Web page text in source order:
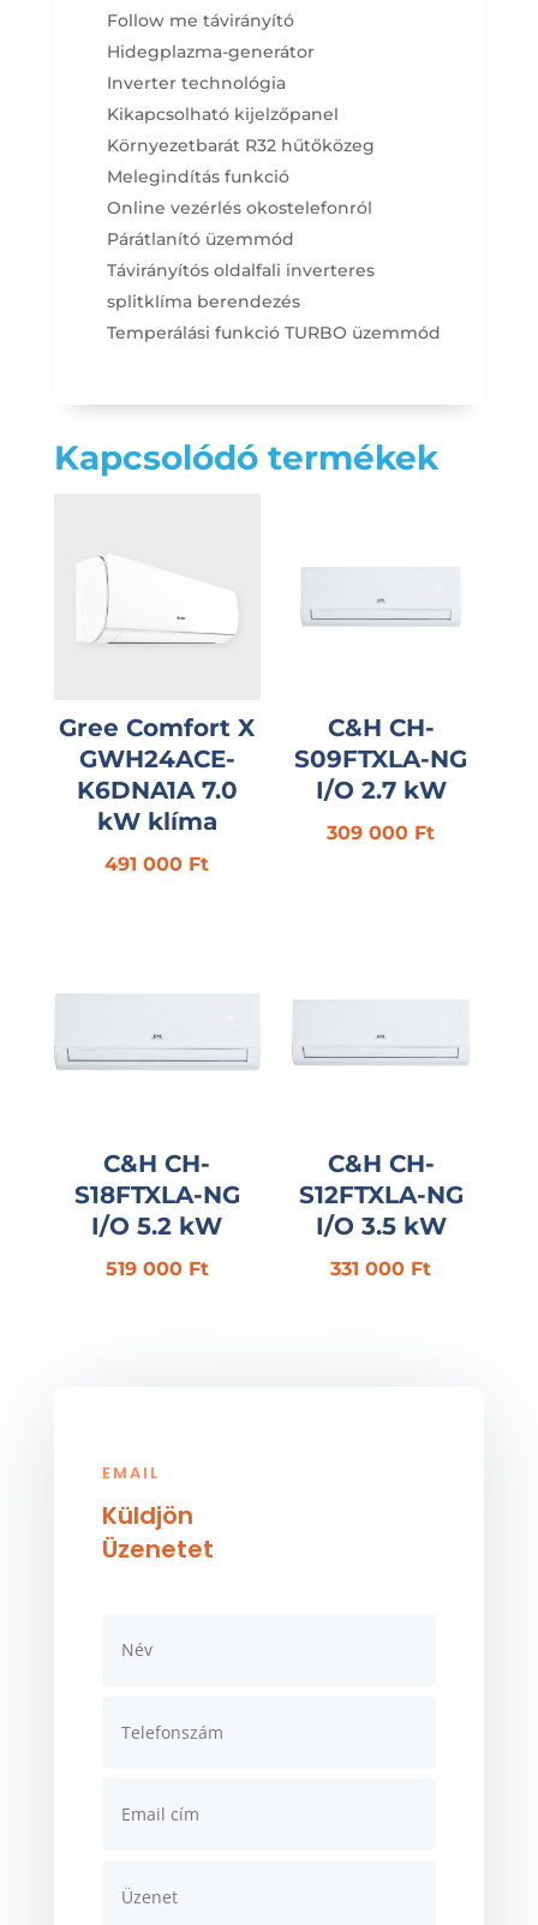
Follow me távirányító
Hidegplazma-generátor
Inverter technológia
Kikapcsolható kijelzőpanel
Környezetbarát R32 hűtőközeg
Melegindítás funkció
Online vezérlés okostelefonról
Párátlanító üzemmód
Távirányítós oldalfali inverteres
splitklíma berendezés
Temperálási funkció TURBO üzemmód
Kapcsolódó termékek
Gree Comfort X
GWH24ACE-
K6DNA1A 7.0
kW klíma
491 000 Ft
C&H CH-
S09FTXLA-NG
I/O 2.7 kW
309 000 Ft
C&H CH-
S18FTXLA-NG
I/O 5.2 kW
519 000 Ft
C&H CH-
S12FTXLA-NG
I/O 3.5 kW
331 000 Ft
EMAIL
Küldjön
Üzenetet